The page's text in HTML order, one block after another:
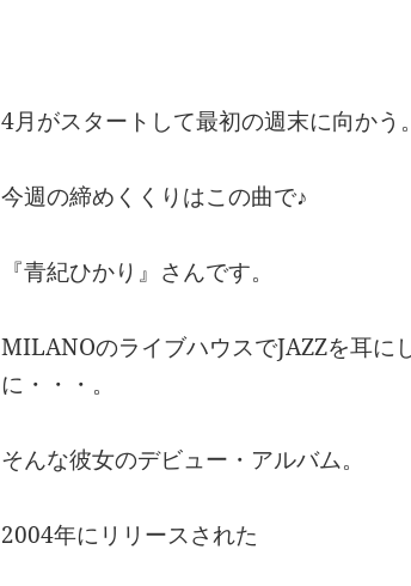
4月がスタートして最初の週末に向かう
今週の締めくくりはこの曲で♪
『青紀ひかり』さんです。
MILANOのライブハウスでJAZZを耳に
に・・・。
そんな彼女のデビュー・アルバム。
2004年にリリースされた